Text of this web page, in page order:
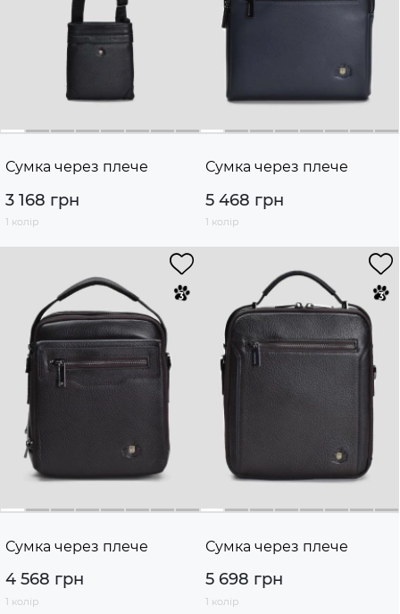
Сумка через плече
3 168 грн
1 колір
Сумка через плече
5 468 грн
1 колір
Сумка через плече
4 568 грн
1 колір
Сумка через плече
5 698 грн
1 колір